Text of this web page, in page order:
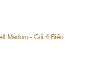
Maduro - Gói 4 Điếu